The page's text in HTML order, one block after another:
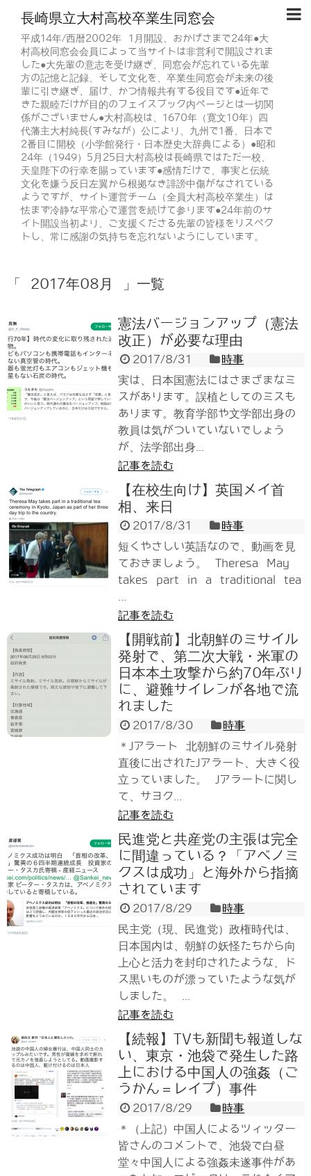
長崎県立大村高校卒業生同窓会
平成14年/西暦2002年 1月開設、おかげさまで24年●大
村高校同窓会会員によって当サイトは非営利で開設されま
した●大先輩の意志を受け継ぎ、同窓会が忘れている先輩
方の記憶と記録、そして文化を、卒業生同窓会が未来の後
輩に引き継ぎ、届け、かつ情報共有する役目です●近年で
きた親睦だけが目的のフェイスブック内ページとは一切関
係がございません●大村高校は、1670年（寛文10年）四
代藩主大村純長(すみなが）公により、九州で1番、日本で
2番目に開校（小学館発行・日本歴史大辞典による）●昭和
24年（1949）5月25日大村高校は長崎県ではただ一校、
天皇陛下の行幸を賜っています●感情だけで、事実と伝統
文化を嫌う反日左翼から根拠なき誹謗中傷がなされている
ようですが、サイト運営チーム（全員大村高校卒業生）は
怯まず冷静な平常心で運営を続けて参ります●24年前のサ
イト開設当初より、ご支援くださる先輩の皆様をリスペク
トし、常に感謝の気持ちを忘れないようにしています。
「 2017年08月 」一覧
憲法バージョンアップ（憲法
改正）が必要な理由
2017/8/31
時事
実は、日本国憲法にはさまざまなミ
スがあります。誤植としてのミスも
あります。教育学部や文学部出身の
教員は気がついていないでしょう
が、法学部出身...
記事を読む
【在校生向け】英国メイ首
相、来日
2017/8/31
時事
短くやさしい英語なので、動画を見
ておきましょう。 Theresa May
takes part in a traditional tea
記事を読む
【開戦前】北朝鮮のミサイル
発射で、第二次大戦・米軍の
日本本土攻撃から約70年ぶり
に、避難サイレンが各地で流
れました
2017/8/30
時事
＊Jアラート 北朝鮮のミサイル発射
直後に出されたJアラート、大きく役
立っていました。 Jアラートに関し
て、サヨク...
記事を読む
民進党と共産党の主張は完全
に間違っている？「アベノミ
クスは成功」と海外から指摘
されています
2017/8/29
時事
民主党（現、民進党）政権時代は、
日本国内は、朝鮮の妖怪たちから向
上心と活力を封印されたような、ド
ス黒いものが漂っていたような気が
しました。 ...
記事を読む
【続報】TVも新聞も報道しな
い、東京・池袋で発生した路
上における中国人の強姦（ご
うかん＝レイプ）事件
2017/8/29
時事
＊（上記）中国人によるツィッター
皆さんのコメントで、池袋で白昼
堂々中国人による強姦未遂事件があ